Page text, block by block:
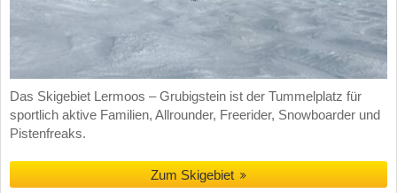
Das Skigebiet Lermoos – Grubigstein ist der Tummelplatz für
sportlich aktive Familien, Allrounder, Freerider, Snowboarder und
Pistenfreaks.
Zum Skigebiet